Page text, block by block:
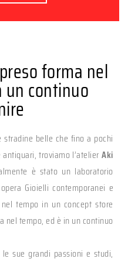
forma nel
un continuo
stradine belle che fino a pochi
troviamo l’atelier Aki
è stato un laboratorio
Gioielli contemporanei e
tempo in un concept store
nel tempo, ed è in un continuo
sue grandi passioni e studi,